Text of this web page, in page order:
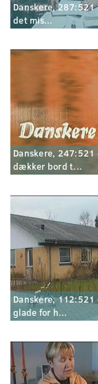
Danskere, 287:521
det mis...
Danskere, 247:521
dækker bord t...
Danskere, 112:521
glade for h...